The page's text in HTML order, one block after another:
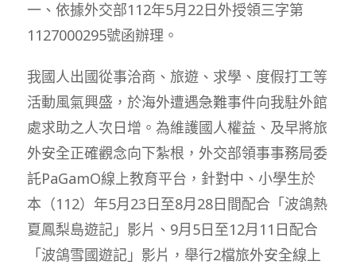
一、依據外交部112年5月22日外授領三字第
1127000295號函辦理。
我國人出國從事洽商、旅遊、求學、度假打工等
活動風氣興盛，於海外遭遇急難事件向我駐外館
處求助之人次日增。為維護國人權益、及早將旅
外安全正確觀念向下紮根，外交部領事事務局委
託PaGamO線上教育平台，針對中、小學生於
本（112）年5月23日至8月28日間配合「波鴿熱
夏鳳梨島遊記」影片、9月5日至12月11日配合
「波鴿雪國遊記」影片，舉行2檔旅外安全線上